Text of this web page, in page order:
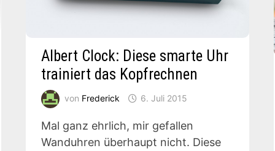
Albert Clock: Diese smarte Uhr
trainiert das Kopfrechnen
von Frederick 6. Juli 2015
Mal ganz ehrlich, mir gefallen
Wanduhren überhaupt nicht. Diese